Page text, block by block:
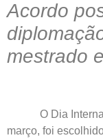
Acordo
mestrado
O Dia
março, foi